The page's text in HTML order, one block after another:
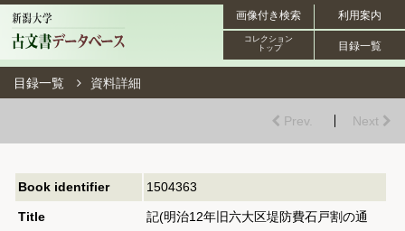
利用案内
画像付き検索
目録一覧
コレクション
トップ
目録一覧 資料詳細
Prev. Next
Book identifier 1504363
Title
記(明治12年旧六大区堤防費石戸割の通